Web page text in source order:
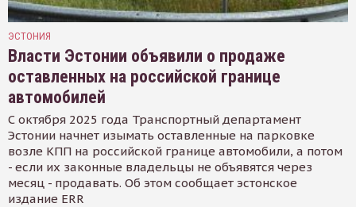
ЭСТОНИЯ
Власти Эстонии объявили о продаже
оставленных на российской границе
автомобилей
С октября 2025 года Транспортный департамент
Эстонии начнет изымать оставленные на парковке
возле КПП на российской границе автомобили, а потом
- если их законные владельцы не объявятся через
месяц - продавать. Об этом сообщает эстонское
издание ERR